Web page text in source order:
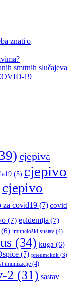
znati o
smrtnih slučajeva
19
cjepiva
(5) cjepivo
cjepivo
za covid19 (7) covid
(7) epidemija (7)
(6) imunološki sustav (4)
(34) kuga (6)
(7) pneumokok (3)
imunizacije (4)
2 (31) sastav